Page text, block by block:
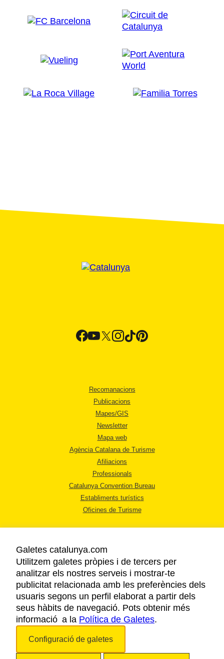
Recomanacions
Publicacions
Mapes/GIS
Newsletter
Mapa web
Agència Catalana de Turisme
Afiliacions
Professionals
Catalunya Convention Bureau
Establiments turístics
Oficines de Turisme
AVÍS LEGAL
POLÍTICA DE PRIVACITAT
COOKIES
ACCESSIBILITAT
Galetes catalunya.com
Utilitzem galetes pròpies i de tercers per
analitzar els nostres serveis i mostrar-te
publicitat relacionada amb les preferències dels
usuaris segons un perfil elaborat a partir dels
seus hàbits de navegació. Pots obtenir més
informació a la Política de Galetes.
Configuració de galetes